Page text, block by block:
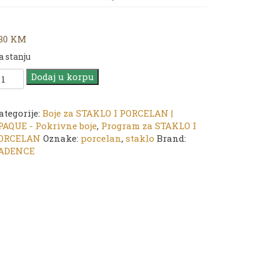
KM
stanju
Dodaj u korpu
Boje za STAKLO I PORCELAN |
- Pokrivne boje, Program za STAKLO I
Oznake: porcelan, staklo Brand: